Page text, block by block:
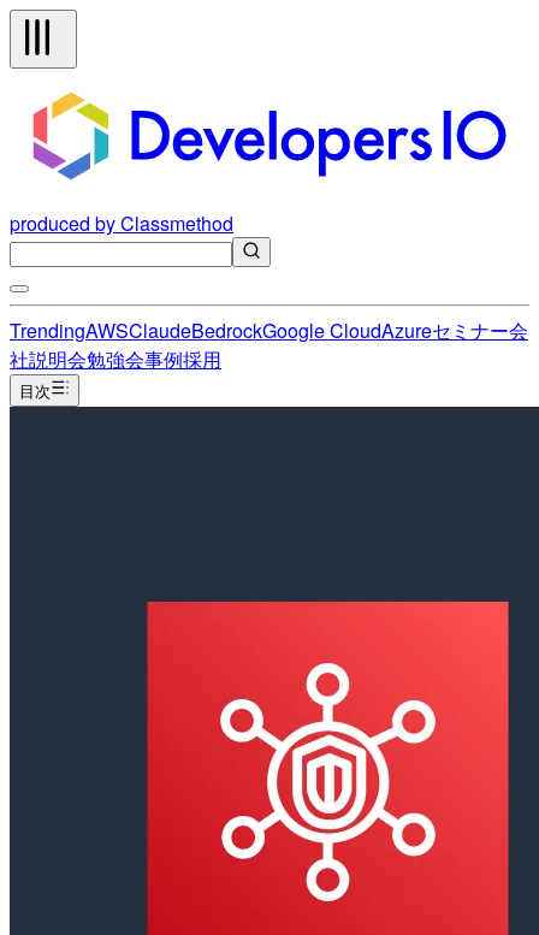
produced by Classmethod
TrendingAWSClaudeBedrockGoogle CloudAzureセミナー会
社説明会勉強会事例採用
目次